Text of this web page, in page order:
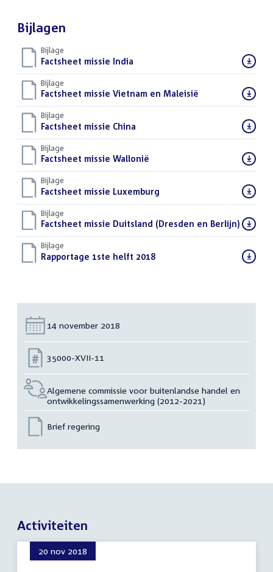
Bijlagen
Bijlage
Download
bestand:
Factsheet missie India
Bijlage
Download
bestand:
Factsheet missie Vietnam en Maleisië
Bijlage
Download
bestand:
Factsheet missie China
Bijlage
Download
bestand:
Factsheet missie Wallonië
Bijlage
Download
bestand:
Factsheet missie Luxemburg
Bijlage
Download
bestand:
Factsheet missie Duitsland (Dresden en Berlijn) (PDF)
Bijlage
Download
Rapportage 1ste helft 2018(PDF)
Datum:
14 november 2018
Nummer:
35000-XVII-11
Algemene commissie voor buitenlandse handel en
ontwikkelingssamenwerking (2012-2021)
Brief regering
Activiteiten
20 nov 2018